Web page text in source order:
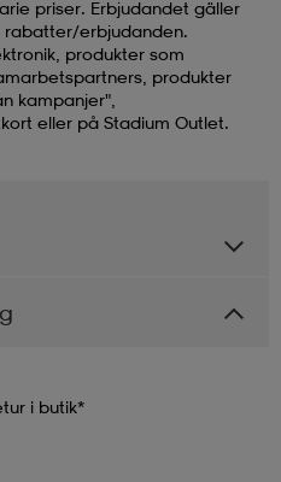
priser. Erbjudandet gäller
rabatter/erbjudanden.
produkter som
produkter
kampanjer",
eller på Stadium Outlet.
i butik*